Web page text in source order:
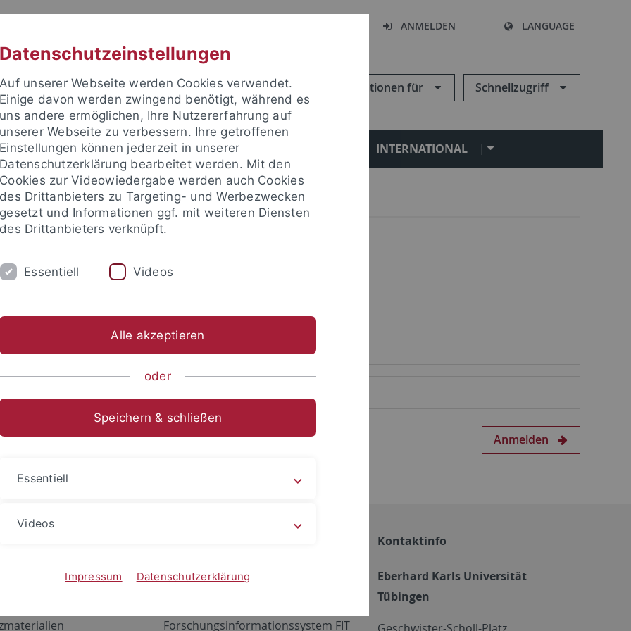
ANMELDEN LANGUAGE
Informationen für Schnellzugriff
FORSCHUNG EINRICHTUNGEN INTERNATIONAL
um sich anzumelden:
Anmelden
Netzwerk
ALMA
Forschungsinformationssystem FIT
Kontaktinfo
Eberhard Karls Universität
Tübingen
Datenschutzeinstellungen
Auf unserer Webseite werden Cookies verwendet.
Einige davon werden zwingend benötigt, während es
uns andere ermöglichen, Ihre Nutzererfahrung auf
unserer Webseite zu verbessern. Ihre getroffenen
Einstellungen können jederzeit in unserer
Datenschutzerklärung bearbeitet werden. Mit den
Cookies zur Videowiedergabe werden auch Cookies
des Drittanbieters zu Targeting- und Werbezwecken
gesetzt und Informationen ggf. mit weiteren Diensten
des Drittanbieters verknüpft.
Essentiell Videos
Alle akzeptieren
oder
Speichern & schließen
Essentiell
Videos
Impressum Datenschutzerklärung